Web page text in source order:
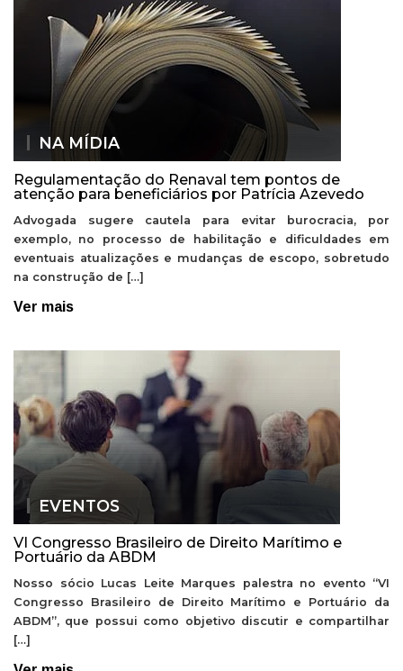
NA MÍDIA
Regulamentação do Renaval tem pontos de
atenção para beneficiários por Patrícia Azevedo
Advogada sugere cautela para evitar burocracia, por
exemplo, no processo de habilitação e dificuldades em
eventuais atualizações e mudanças de escopo, sobretudo
na construção de […]
Ver mais
EVENTOS
VI Congresso Brasileiro de Direito Marítimo e
Portuário da ABDM
Nosso sócio Lucas Leite Marques palestra no evento “VI
Congresso Brasileiro de Direito Marítimo e Portuário da
ABDM”, que possui como objetivo discutir e compartilhar
[…]